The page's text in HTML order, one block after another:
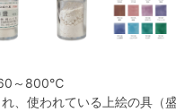
～800℃
、使われている上絵の具（